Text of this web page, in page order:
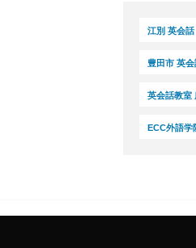
Kコース
江別 英会話
豊田市 英会
英会話教室
ECC外語学